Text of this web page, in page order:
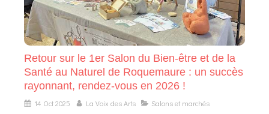
Retour sur le 1er Salon du Bien-être et de la
Santé au Naturel de Roquemaure : un succès
rayonnant, rendez-vous en 2026 !
14 Oct 2025 La Voix des Arts Salons et marchés